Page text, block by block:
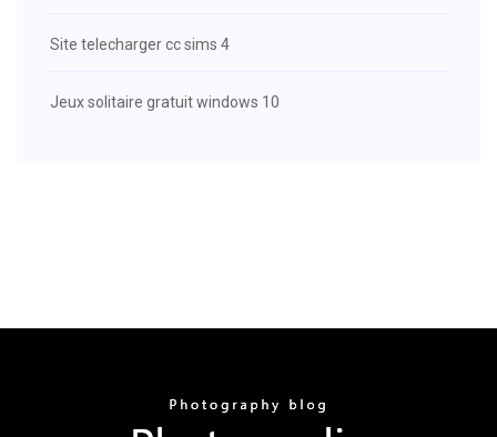
Site telecharger cc sims 4
Jeux solitaire gratuit windows 10